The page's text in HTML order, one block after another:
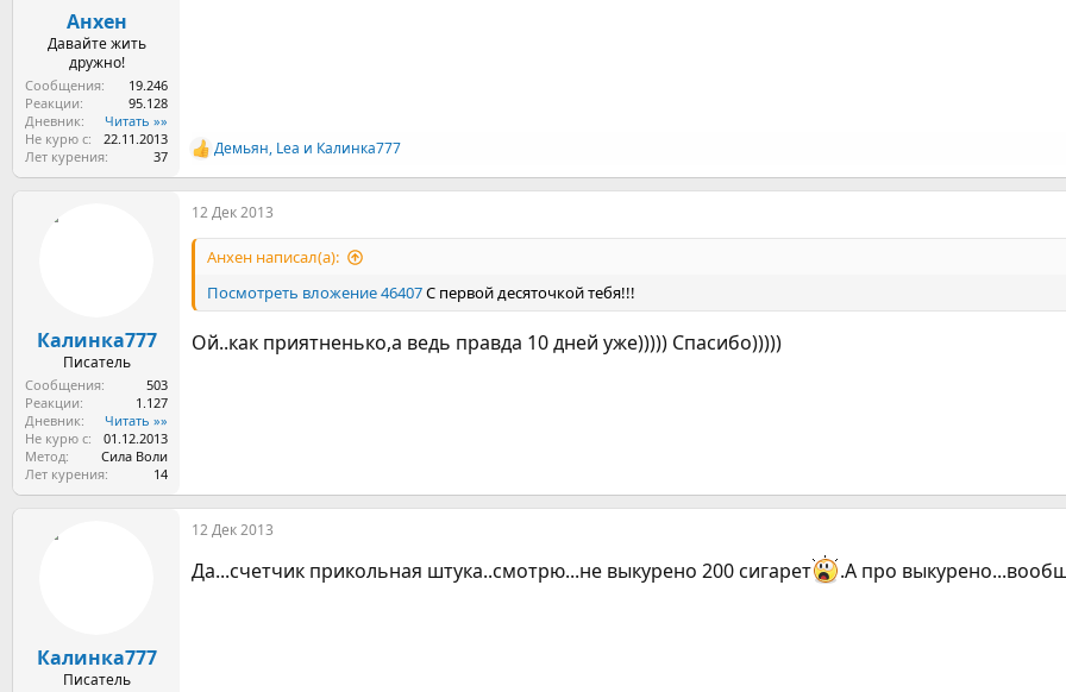
Анхен
Давайте жить
дружно!
Сообщения
19.246
Реакции
95.128
Дневник
Читать »»
Не курю с
22.11.2013
Лет курения
37
Р
е
а
к
Демьян, Lea и Калинка777
Калинка777
Писатель
Сообщения
503
Реакции
1.127
Дневник
Читать »»
Не курю с
01.12.2013
Метод
Сила Воли
Лет курения
14
12 Дек 2013
Анхен написал(а):
Посмотреть вложение 46407С первой десяточкой тебя!!!
Ой..как приятненько,а ведь правда 10 дней уже))))) Спасибо)))))
Калинка777
Писатель
12 Дек 2013
Да...счетчик прикольная штука..смотрю...не выкурено 200 сигарет .А про